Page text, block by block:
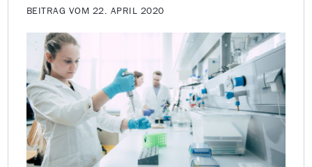
BEITRAG VOM 22. APRIL 2020